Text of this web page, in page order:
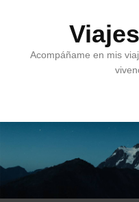
Acompáñame en mis